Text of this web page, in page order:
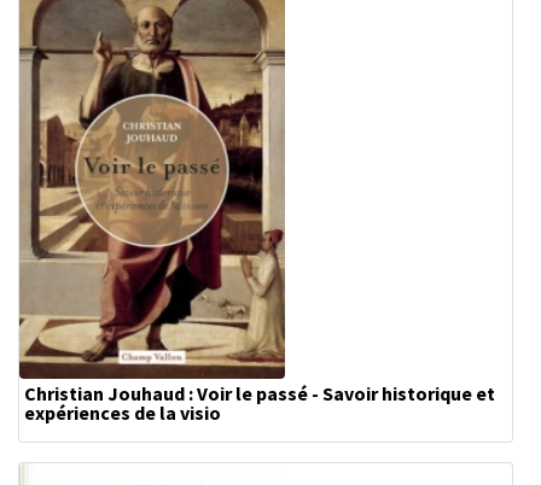
Christian Jouhaud : Voir le passé - Savoir historique et
expériences de la visio